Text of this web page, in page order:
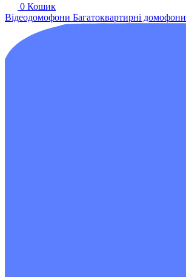
0 Кошик
Відеодомофони Багатоквартирні домофони